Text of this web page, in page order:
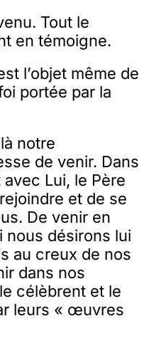
Tout le
en témoigne.
l’objet même de
portée par la
notre
de venir. Dans
Lui, le Père
et de se
De venir en
nous désirons lui
au creux de nos
dans nos
célèbrent et le
leurs « œuvres